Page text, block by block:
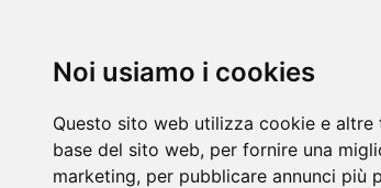
Noi usiamo i cookies
Questo sito web utilizza cookie e
base del sito web, per fornire una
marketing, per pubblicare annunci più